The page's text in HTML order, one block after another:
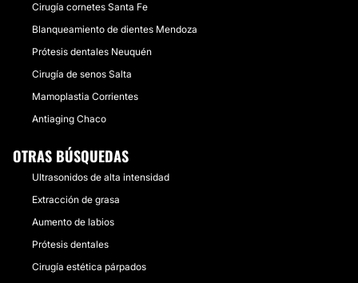
Cirugía cornetes Santa Fe
Blanqueamiento de dientes Mendoza
Prótesis dentales Neuquén
Cirugía de senos Salta
Mamoplastia Corrientes
Antiaging Chaco
OTRAS BÚSQUEDAS
Ultrasonidos de alta intensidad
Extracción de grasa
Aumento de labios
Prótesis dentales
Cirugía estética párpados